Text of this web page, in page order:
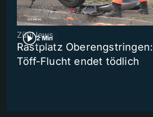
2 Min
ZüriNews
Rastplatz Oberengstringen:
Töff-Flucht endet tödlich